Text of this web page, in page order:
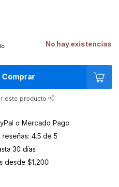
No hay existencias
Comprar
este producto
o Mercado Pago
4.5 de 5
30 días
desde $1,200